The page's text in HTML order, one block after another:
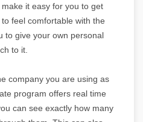
it easy for you to get
feel comfortable with the
to give your own personal
to it.
company you are using as
program offers real time
can see exactly how many